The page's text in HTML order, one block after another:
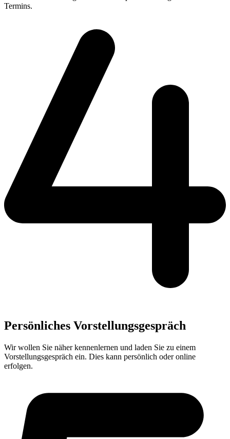
Termins.
Persönliches Vorstellungsgespräch
Wir wollen Sie näher kennenlernen und laden Sie zu einem
Vorstellungsgespräch ein. Dies kann persönlich oder online
erfolgen.